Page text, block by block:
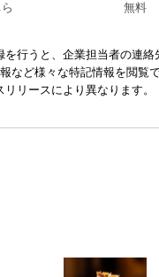
無料
行うと、企業担当者の連絡
など様々な特記情報を閲覧で
リースにより異なります。